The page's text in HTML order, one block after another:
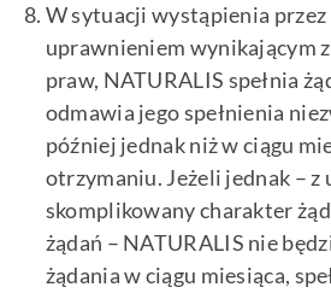
W sytuacji wystąpienia
uprawnieniem wynikającym
praw, NATURALIS spełnia
odmawia jego spełnienia
później jednak niż w ciągu
otrzymaniu. Jeżeli jednak – z
skomplikowany charakter
żądań – NATURALIS nie
żądania w ciągu miesiąca,